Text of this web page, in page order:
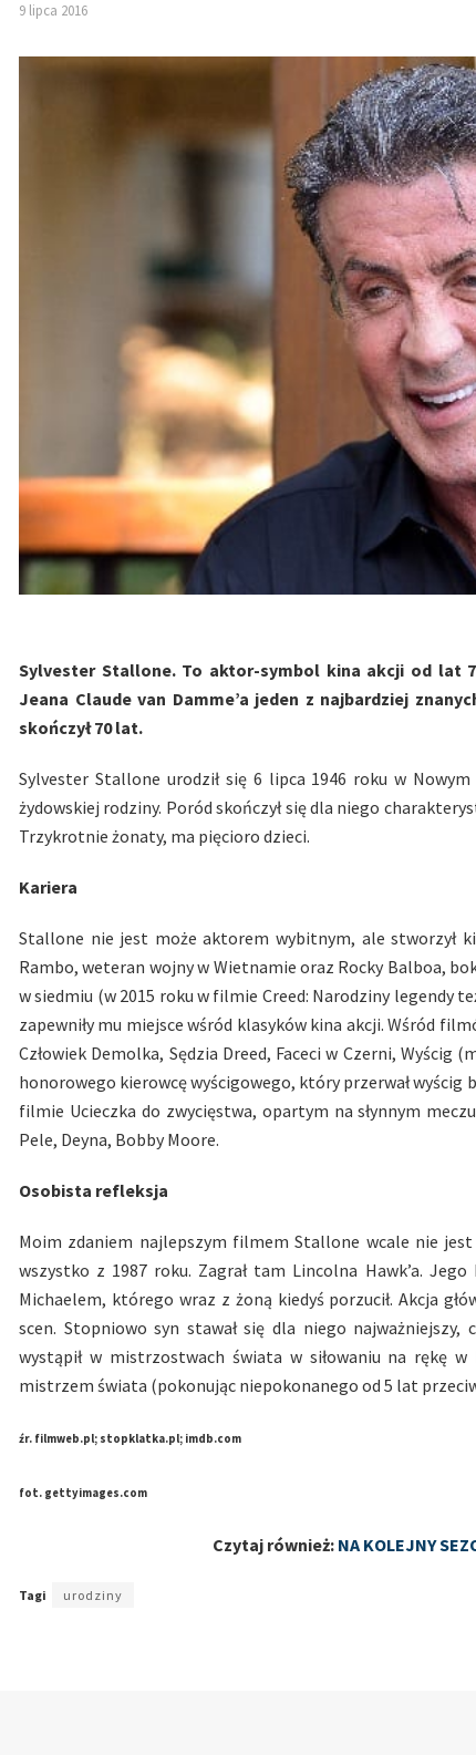
9 lipca 2016
Sylvester Stallone. To aktor-symbol kina akcji od lat
Jeana Claude van Damme’a jeden z najbardziej
skończył 70 lat.
Sylvester Stallone urodził się 6 lipca 1946 roku w
żydowskiej rodziny. Poród skończył się dla niego
Trzykrotnie żonaty, ma pięcioro dzieci.
Kariera
Stallone nie jest może aktorem wybitnym, ale stworzył
Rambo, weteran wojny w Wietnamie oraz Rocky Balboa,
w siedmiu (w 2015 roku w filmie Creed: Narodziny legendy
zapewniły mu miejsce wśród klasyków kina akcji. Wśród
Człowiek Demolka, Sędzia Dreed, Faceci w Czerni,
honorowego kierowcę wyścigowego, który przerwał
filmie Ucieczka do zwycięstwa, opartym na słynnym
Pele, Deyna, Bobby Moore.
Osobista refleksja
Moim zdaniem najlepszym filmem Stallone wcale nie
wszystko z 1987 roku. Zagrał tam Lincolna Hawk’a.
Michaelem, którego wraz z żoną kiedyś porzucił. Akcja
scen. Stopniowo syn stawał się dla niego
wystąpił w mistrzostwach świata w siłowaniu na rękę w
mistrzem świata (pokonując niepokonanego od 5 lat
źr. filmweb.pl; stopklatka.pl; imdb.com
fot. gettyimages.com
Czytaj również: NA KOLEJNY
Tagi urodziny